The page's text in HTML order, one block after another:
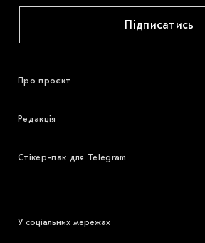
Підписатись
Про проєкт
Редакція
Стікер-пак для Telegram
У соціальних мережах